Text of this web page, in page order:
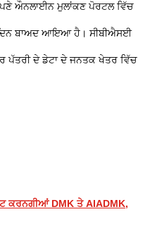
ਔਨਲਾਈਨ ਮੁਲਾਂਕਣ ਪੋਰਟਲ ਵਿੱਚ
ਬਾਅਦ ਆਇਆ ਹੈ। ਸੀਬੀਐਸਈ
ਪੱਤਰੀ ਦੇ ਡੇਟਾ ਦੇ ਜਨਤਕ ਖੇਤਰ ਵਿੱਚ
ਕਰਨਗੀਆਂ DMK ਤੇ AIADMK,